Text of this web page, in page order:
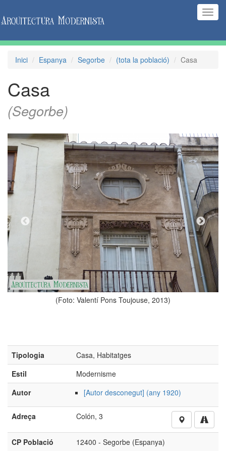
Inici Espanya Segorbe (tota la població) Casa
Casa
(Segorbe)
Pons Toujouse, 2013)
(Foto: Valentí
Tipologia
Casa, Habitatges
Estil
Modernisme
Autor
[Autor desconegut] (any 1920)
Adreça Colón, 3